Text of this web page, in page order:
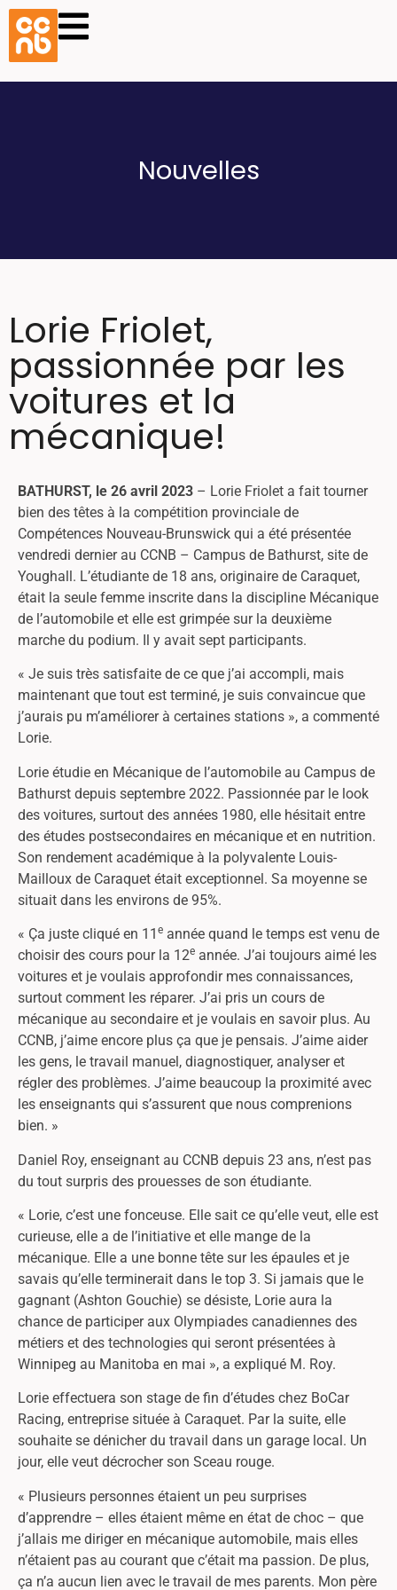
Nouvelles
Lorie Friolet,
passionnée par les
voitures et la
mécanique!
BATHURST, le 26 avril 2023 – Lorie Friolet a fait tourner
bien des têtes à la compétition provinciale de
Compétences Nouveau-Brunswick qui a été présentée
vendredi dernier au CCNB – Campus de Bathurst, site de
Youghall. L’étudiante de 18 ans, originaire de Caraquet,
était la seule femme inscrite dans la discipline Mécanique
de l’automobile et elle est grimpée sur la deuxième
marche du podium. Il y avait sept participants.
« Je suis très satisfaite de ce que j’ai accompli, mais
maintenant que tout est terminé, je suis convaincue que
j’aurais pu m’améliorer à certaines stations », a commenté
Lorie.
Lorie étudie en Mécanique de l’automobile au Campus de
Bathurst depuis septembre 2022. Passionnée par le look
des voitures, surtout des années 1980, elle hésitait entre
des études postsecondaires en mécanique et en nutrition.
Son rendement académique à la polyvalente Louis-
Mailloux de Caraquet était exceptionnel. Sa moyenne se
situait dans les environs de 95%.
« Ça juste cliqué en 11 e année quand le temps est venu de
choisir des cours pour la 12e année. J’ai toujours aimé les
voitures et je voulais approfondir mes connaissances,
surtout comment les réparer. J’ai pris un cours de
mécanique au secondaire et je voulais en savoir plus. Au
CCNB, j’aime encore plus ça que je pensais. J’aime aider
les gens, le travail manuel, diagnostiquer, analyser et
régler des problèmes. J’aime beaucoup la proximité avec
les enseignants qui s’assurent que nous comprenions
bien. »
Daniel Roy, enseignant au CCNB depuis 23 ans, n’est pas
du tout surpris des prouesses de son étudiante.
« Lorie, c’est une fonceuse. Elle sait ce qu’elle veut, elle est
curieuse, elle a de l’initiative et elle mange de la
mécanique. Elle a une bonne tête sur les épaules et je
savais qu’elle terminerait dans le top 3. Si jamais que le
gagnant (Ashton Gouchie) se désiste, Lorie aura la
chance de participer aux Olympiades canadiennes des
métiers et des technologies qui seront présentées à
Winnipeg au Manitoba en mai », a expliqué M. Roy.
Lorie effectuera son stage de fin d’études chez BoCar
Racing, entreprise située à Caraquet. Par la suite, elle
souhaite se dénicher du travail dans un garage local. Un
jour, elle veut décrocher son Sceau rouge.
« Plusieurs personnes étaient un peu surprises
d’apprendre – elles étaient même en état de choc – que
j’allais me diriger en mécanique automobile, mais elles
n’étaient pas au courant que c’était ma passion. De plus,
ça n’a aucun lien avec le travail de mes parents. Mon père